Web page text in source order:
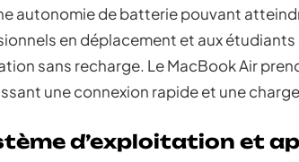
autonomie de batterie pouvant
en déplacement et aux
sans recharge. Le MacBook Air
une connexion rapide et une
d’exploitation et